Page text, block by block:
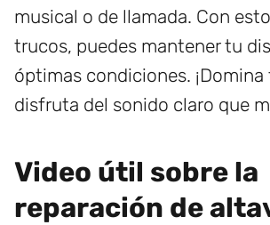
musical o de llamada. Con
trucos, puedes mantener tu
óptimas condiciones.
disfruta del sonido claro que
Video útil sobre la
reparación de